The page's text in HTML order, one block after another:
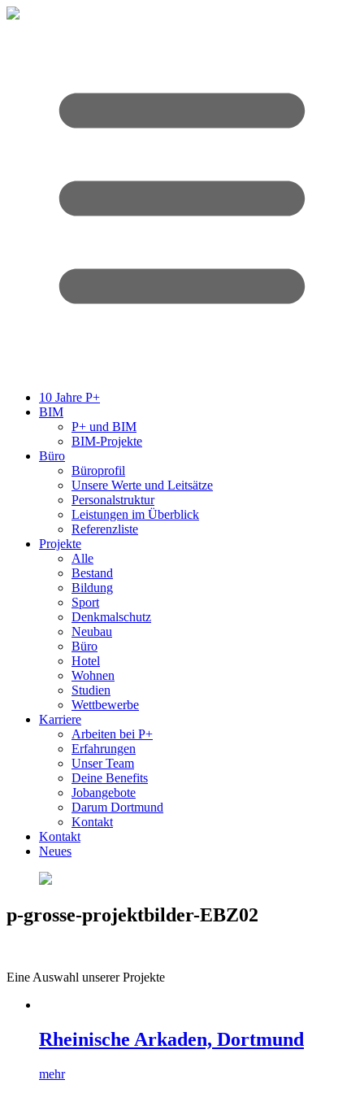
10 Jahre P+
BIM
P+ und BIM
BIM-Projekte
Büro
Büroprofil
Unsere Werte und Leitsätze
Personalstruktur
Leistungen im Überblick
Referenzliste
Projekte
Alle
Bestand
Bildung
Sport
Denkmalschutz
Neubau
Büro
Hotel
Wohnen
Studien
Wettbewerbe
Karriere
Arbeiten bei P+
Erfahrungen
Unser Team
Deine Benefits
Jobangebote
Darum Dortmund
Kontakt
Kontakt
Neues
p-grosse-projektbilder-EBZ02
Eine Auswahl unserer Projekte
Rheinische Arkaden, Dortmund
mehr